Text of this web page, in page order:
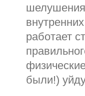
работает
были!)